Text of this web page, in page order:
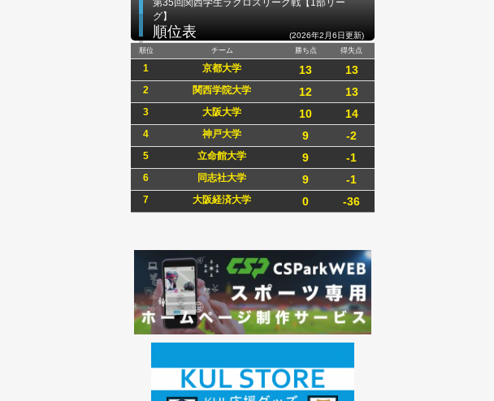
第35回関西学生ラクロスリーグ戦【1部リー
グ】
順位表 (2026年2月6日更新)
順位 チーム 勝ち点 得失点
1 京都大学 13 13
2 関西学院大学 12 13
3 大阪大学 10 14
4 神戸大学 9 -2
5 立命館大学 9 -1
6 同志社大学 9 -1
7 大阪経済大学 0 -36